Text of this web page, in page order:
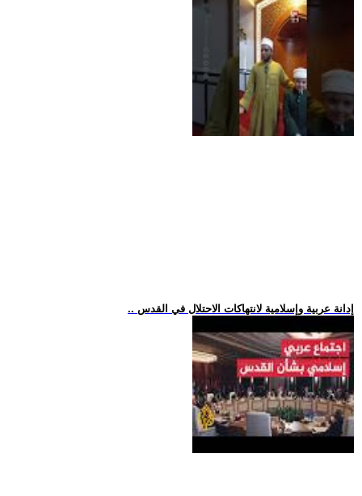
.. إدانة عربية وإسلامية لانتهاكات الاحتلال في القدس